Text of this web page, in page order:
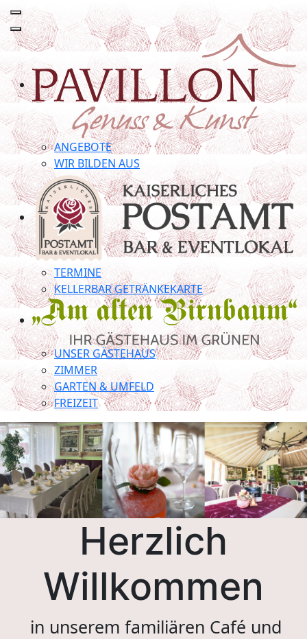
ANGEBOTE
WIR BILDEN AUS
TERMINE
KELLERBAR GETRÄNKEKARTE
UNSER GÄSTEHAUS
ZIMMER
GARTEN & UMFELD
FREIZEIT
Herzlich
Willkommen
in unserem familiären Café und